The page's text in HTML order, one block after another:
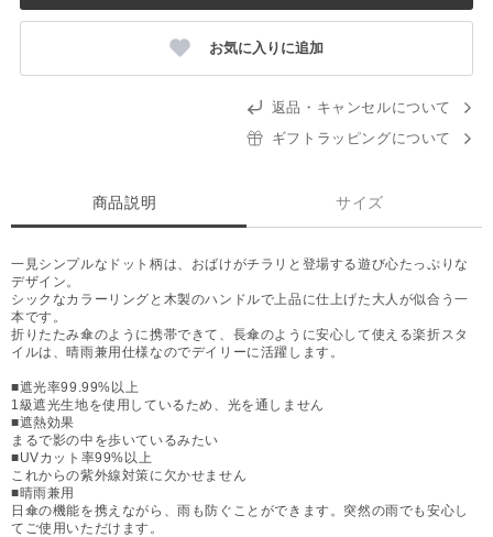
お気に入りに追加
返品・キャンセルについて
ギフトラッピングについて
商品説明 サイズ
一見シンプルなドット柄は、おばけがチラリと登場する遊び心たっぷりな
デザイン。
シックなカラーリングと木製のハンドルで上品に仕上げた大人が似合う一
本です。
折りたたみ傘のように携帯できて、長傘のように安心して使える楽折スタ
イルは、晴雨兼用仕様なのでデイリーに活躍します。
■遮光率99.99%以上
1級遮光生地を使用しているため、光を通しません
■遮熱効果
まるで影の中を歩いているみたい
■UVカット率99%以上
これからの紫外線対策に欠かせません
■晴雨兼用
日傘の機能を携えながら、雨も防ぐことができます。突然の雨でも安心し
てご使用いただけます。